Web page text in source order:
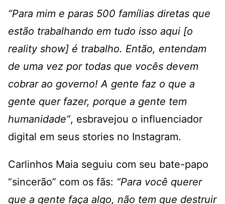
“Para mim e paras 500 famílias diretas que
estão trabalhando em tudo isso aqui [o
reality show] é trabalho. Então, entendam
de uma vez por todas que vocês devem
cobrar ao governo! A gente faz o que a
gente quer fazer, porque a gente tem
humanidade”, esbravejou o influenciador
digital em seus stories no Instagram.
Carlinhos Maia seguiu com seu bate-papo
“sincerão” com os fãs: “Para você querer
que a gente faça algo, não tem que destruir